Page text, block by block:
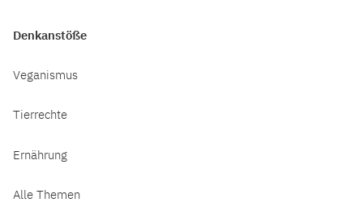
Denkanstöße
Veganismus
Tierrechte
Ernährung
Alle Themen